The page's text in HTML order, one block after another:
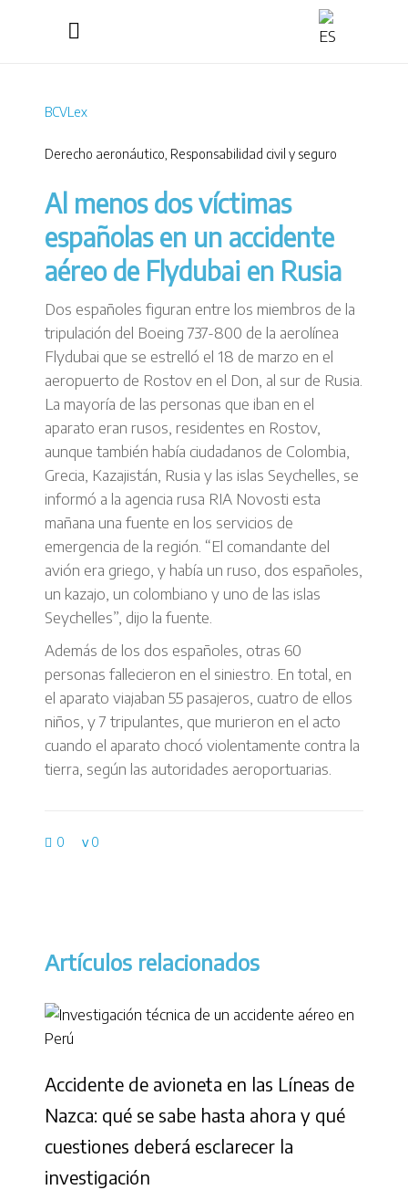
BCVLex
Derecho aeronáutico Responsabilidad civil y seguro
Al menos dos víctimas
españolas en un accidente
aéreo de Flydubai en Rusia
Dos españoles figuran entre los miembros de la
tripulación del Boeing 737-800 de la aerolínea
Flydubai que se estrelló el 18 de marzo en el
aeropuerto de Rostov en el Don, al sur de Rusia.
La mayoría de las personas que iban en el
aparato eran rusos, residentes en Rostov,
aunque también había ciudadanos de Colombia,
Grecia, Kazajistán, Rusia y las islas Seychelles, se
informó a la agencia rusa RIA Novosti esta
mañana una fuente en los servicios de
emergencia de la región. “El comandante del
avión era griego, y había un ruso, dos españoles,
un kazajo, un colombiano y uno de las islas
Seychelles”, dijo la fuente.
Además de los dos españoles, otras 60
personas fallecieron en el siniestro. En total, en
el aparato viajaban 55 pasajeros, cuatro de ellos
niños, y 7 tripulantes, que murieron en el acto
cuando el aparato chocó violentamente contra la
tierra, según las autoridades aeroportuarias.
0 0
Artículos relacionados
Accidente de avioneta en las Líneas de
Nazca: qué se sabe hasta ahora y qué
cuestiones deberá esclarecer la
investigación